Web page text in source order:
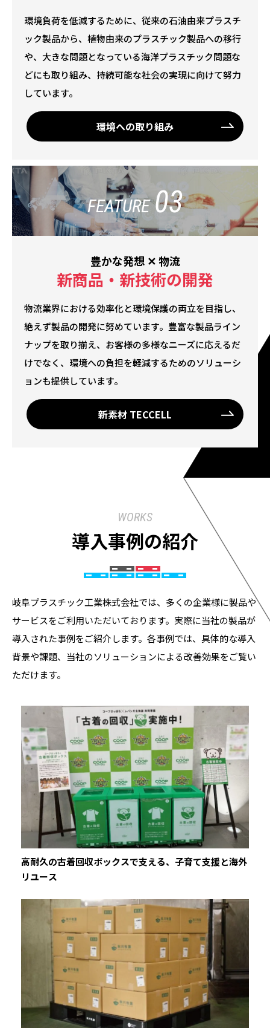
環境負荷を低減するために、従来の石油由来プラスチ
ック製品から、植物由来のプラスチック製品への移行
や、大きな問題となっている海洋プラスチック問題な
どにも取り組み、持続可能な社会の実現に向けて努力
しています。
環境への取り組み
FEATURE 03
豊かな発想 ✕ 物流
新商品・新技術の開発
物流業界における効率化と環境保護の両立を目指し、
絶えず製品の開発に努めています。豊富な製品ライン
ナップを取り揃え、お客様の多様なニーズに応えるだ
けでなく、環境への負担を軽減するためのソリューシ
ョンも提供しています。
新素材 TECCELL
WORKS
導入事例の紹介
岐阜プラスチック工業株式会社では、多くの企業様に製品や
サービスをご利用いただいております。実際に当社の製品が
導入された事例をご紹介します。各事例では、具体的な導入
背景や課題、当社のソリューションによる改善効果をご覧い
ただけます。
高耐久の古着回収ボックスで支える、子育て支援と海外
リユース